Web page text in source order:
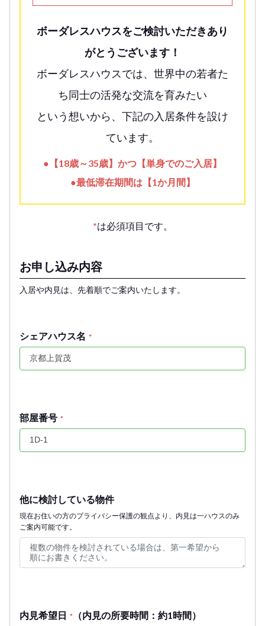
ボーダレスハウスをご検討いただきあり
がとうございます！
ボーダレスハウスでは、世界中の若者た
ち同士の活発な交流を育みたい
という想いから、下記の入居条件を設け
ています。
●【18歳～35歳】かつ【単身でのご入居】
●最低滞在期間は【1か月間】
*は必須項目です。
お申し込み内容
入居や内見は、先着順でご案内いたします。
シェアハウス名 *
部屋番号 *
他に検討している物件
現在お住いの方のプライバシー保護の観点より、内見は一ハウスのみ
ご案内可能です。
内見希望日 * （内見の所要時間：約1時間）